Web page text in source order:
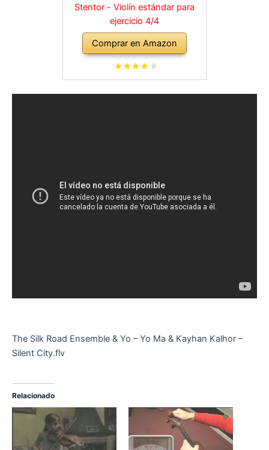
Stentor - Violín estándar para
ejercicio 4/4
Comprar en Amazon
The Silk Road Ensemble & Yo – Yo Ma & Kayhan Kalhor –
Silent City.flv
Relacionado